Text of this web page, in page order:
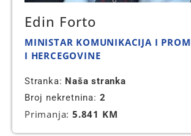
Edin Forto
MINISTAR KOMUNIKACIJA I
I HERCEGOVINE
Stranka: Naša stranka
Broj nekretnina: 2
Primanja: 5.841 KM